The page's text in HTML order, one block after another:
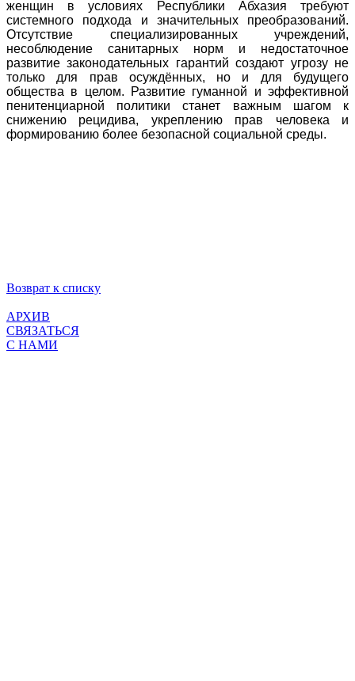
женщин в условиях Республики Абхазия требуют
системного подхода и значительных преобразований.
Отсутствие специализированных учреждений,
несоблюдение санитарных норм и недостаточное
развитие законодательных гарантий создают угрозу не
только для прав осуждённых, но и для будущего
общества в целом. Развитие гуманной и эффективной
пенитенциарной политики станет важным шагом к
снижению рецидива, укреплению прав человека и
формированию более безопасной социальной среды.
Возврат к списку
АРХИВ
СВЯЗАТЬСЯ
С НАМИ